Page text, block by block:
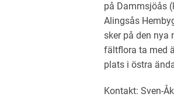
på Dammsjöås
Alingsås
sker på den nya
fältflora ta med
plats i östra
Kontakt: Sven-